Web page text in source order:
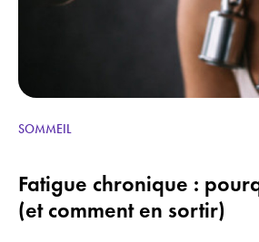
SOMMEIL
Fatigue chronique :
(et comment en sortir)